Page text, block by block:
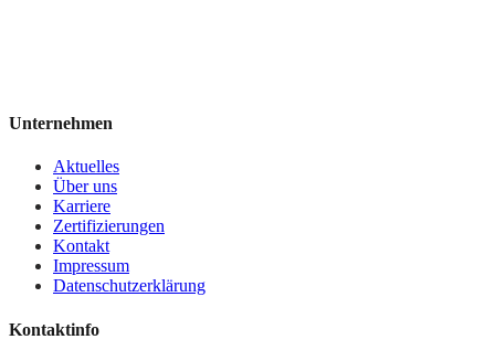
Unternehmen
Aktuelles
Über uns
Karriere
Zertifizierungen
Kontakt
Impressum
Datenschutzerklärung
Kontaktinfo